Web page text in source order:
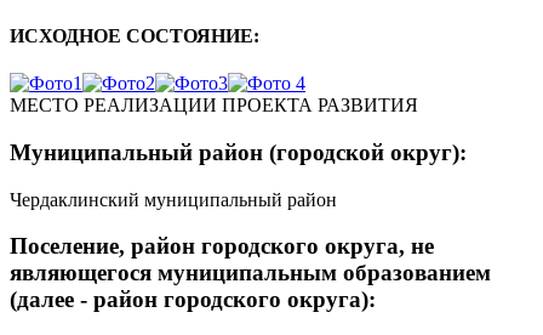
ИСХОДНОЕ СОСТОЯНИЕ:
МЕСТО РЕАЛИЗАЦИИ ПРОЕКТА РАЗВИТИЯ
Муниципальный район (городской округ):
Чердаклинский муниципальный район
Поселение, район городского округа, не
являющегося муниципальным образованием
(далее - район городского округа):